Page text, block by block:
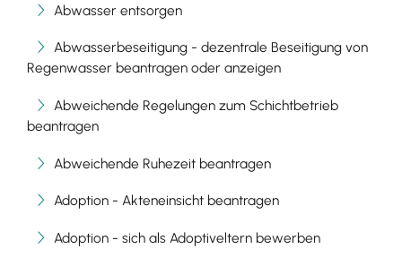
Abwasser entsorgen
Abwasserbeseitigung - dezentrale Beseitigung von
Regenwasser beantragen oder anzeigen
Abweichende Regelungen zum Schichtbetrieb
beantragen
Abweichende Ruhezeit beantragen
Adoption - Akteneinsicht beantragen
Adoption - sich als Adoptiveltern bewerben